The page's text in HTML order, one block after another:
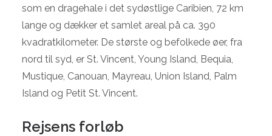
som en dragehale i det sydøstlige Caribien, 72 km
lange og dækker et samlet areal på ca. 390
kvadratkilometer. De største og befolkede øer, fra
nord til syd, er St. Vincent, Young Island, Bequia,
Mustique, Canouan, Mayreau, Union Island, Palm
Island og Petit St. Vincent.
Rejsens forløb